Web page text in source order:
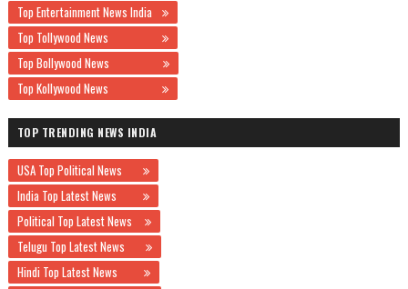
Top Entertainment News India
Top Tollywood News
Top Bollywood News
Top Kollywood News
TOP TRENDING NEWS INDIA
USA Top Political News
India Top Latest News
Political Top Latest News
Telugu Top Latest News
Hindi Top Latest News